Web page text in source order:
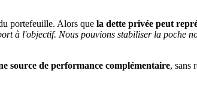
portefeuille. Alors que la dette privée peut
à l'objectif. Nous pouvions stabiliser la poche
source de performance complémentaire, sans